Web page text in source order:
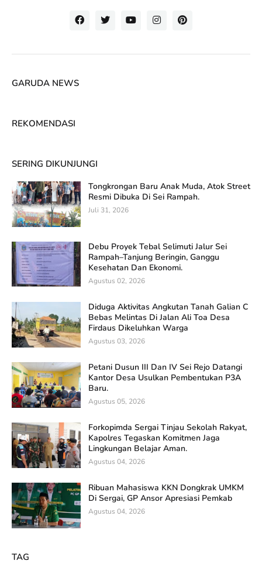
GARUDA NEWS
REKOMENDASI
SERING DIKUNJUNGI
Tongkrongan Baru Anak Muda, Atok Street
Resmi Dibuka Di Sei Rampah.
Juli 31, 2026
Debu Proyek Tebal Selimuti Jalur Sei
Rampah–Tanjung Beringin, Ganggu
Kesehatan Dan Ekonomi.
Agustus 02, 2026
Diduga Aktivitas Angkutan Tanah Galian C
Bebas Melintas Di Jalan Ali Toa Desa
Firdaus Dikeluhkan Warga
Agustus 03, 2026
Petani Dusun III Dan IV Sei Rejo Datangi
Kantor Desa Usulkan Pembentukan P3A
Baru.
Agustus 05, 2026
Forkopimda Sergai Tinjau Sekolah Rakyat,
Kapolres Tegaskan Komitmen Jaga
Lingkungan Belajar Aman.
Agustus 04, 2026
Ribuan Mahasiswa KKN Dongkrak UMKM
Di Sergai, GP Ansor Apresiasi Pemkab
Agustus 04, 2026
TAG